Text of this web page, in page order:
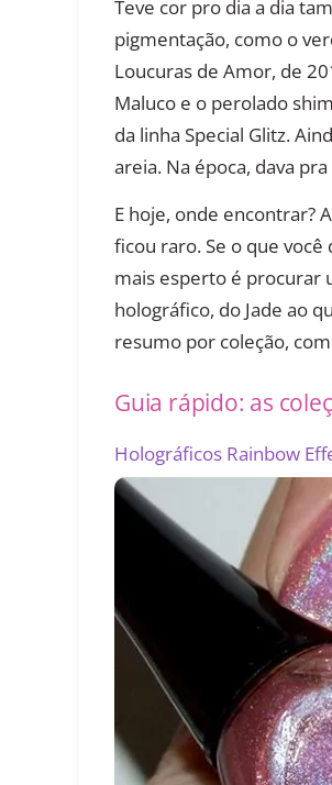
Teve cor pro dia a dia
pigmentação, como o
Loucuras de Amor, de
Maluco e o perolado
da linha Special Glitz.
areia. Na época, dava
E hoje, onde encontrar?
ficou raro. Se o que
mais esperto é procurar
holográfico, do Jade ao
resumo por coleção,
Guia rápido: as
Holográficos Rainbow